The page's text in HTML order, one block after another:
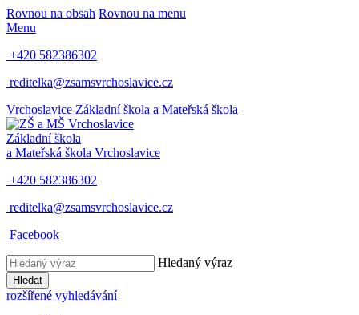
Rovnou na obsah Rovnou na menu
Menu
+420 582386302
reditelka@zsamsvrchoslavice.cz
Vrchoslavice Základní škola a Mateřská škola
Základní škola
a Mateřská škola Vrchoslavice
+420 582386302
reditelka@zsamsvrchoslavice.cz
Facebook
Hledaný výraz
Hledat
rozšířené vyhledávání